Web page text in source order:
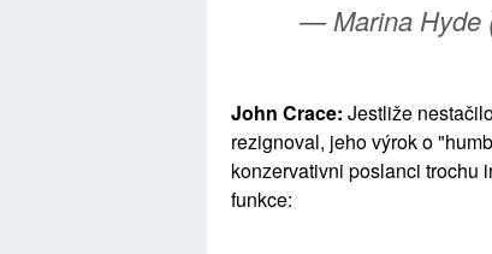
— Marina Hyde
John Crace: Jestliže
rezignoval, jeho výrok o
konzervativni poslanci trochu
funkce: